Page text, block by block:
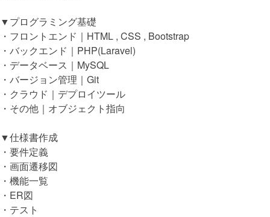
▼プログラミング基礎
・フロントエンド｜HTML , CSS , Bootstrap
・バックエンド｜PHP(Laravel)
・データベース｜MySQL
・バージョン管理｜Git
・クラウド｜デプロイツール
・その他｜オブジェクト指向
▼仕様書作成
・要件定義
・画面遷移図
・機能一覧
・ER図
・テスト